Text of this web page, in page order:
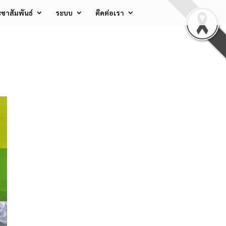
าสัมพันธ์ ระบบ ติดต่อเรา